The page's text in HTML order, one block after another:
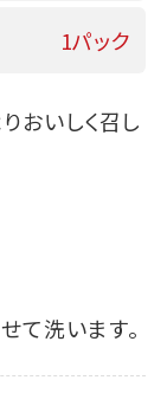
1パック
おいしく召し
て洗います。